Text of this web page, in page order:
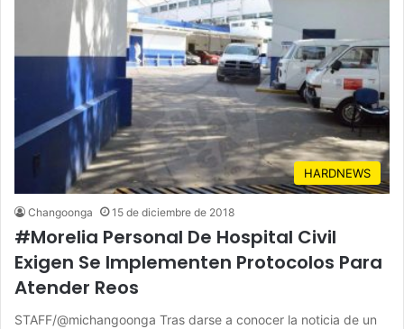
HARDNEWS
Changoonga 15 de diciembre de 2018
#Morelia Personal De Hospital Civil
Exigen Se Implementen Protocolos Para
Atender Reos
STAFF/@michangoonga Tras darse a conocer la noticia de un